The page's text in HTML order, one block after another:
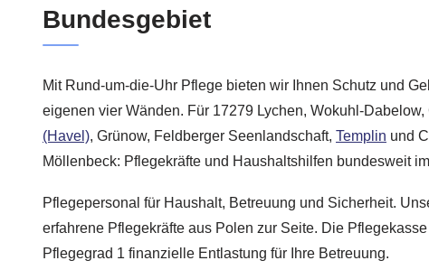
Bundesgebiet
Mit Rund-um-die-Uhr Pflege bieten wir Ihnen Schutz und
eigenen vier Wänden. Für 17279 Lychen, Wokuhl-Dabelow,
(Havel), Grünow, Feldberger Seenlandschaft, Templin und
Möllenbeck: Pflegekräfte und Haushaltshilfen bundesweit
Pflegepersonal für Haushalt, Betreuung und Sicherheit.
erfahrene Pflegekräfte aus Polen zur Seite. Die
Pflegegrad 1 finanzielle Entlastung für Ihre Betreuung.